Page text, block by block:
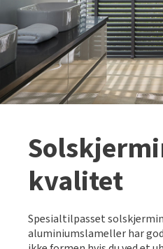
kvalitet
Spesialtilpasset
aluminiumslameller har